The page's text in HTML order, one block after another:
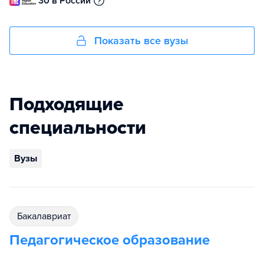
Показать все вузы
Подходящие
специальности
Вузы
бакалавриат
Педагогическое образование